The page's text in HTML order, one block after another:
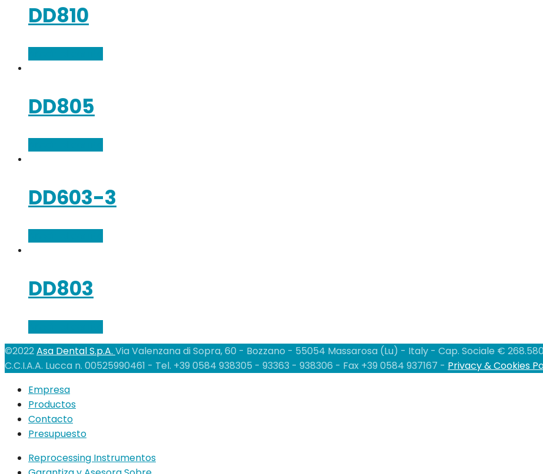
DD810
DD805
DD603-3
DD803
©2022Asa Dental S.p.A. Via Valenzana di Sopra, 60 - Bozzano - 55054 Massarosa (Lu) - Italy - Cap. Sociale €
C.C.I.A.A. Lucca n. 00525990461 - Tel. +39 0584 938305 - 93363 - 938306 - Fax +39 0584 937167 - Privacy & Cookies
Empresa
Productos
Contacto
Presupuesto
Reprocessing Instrumentos